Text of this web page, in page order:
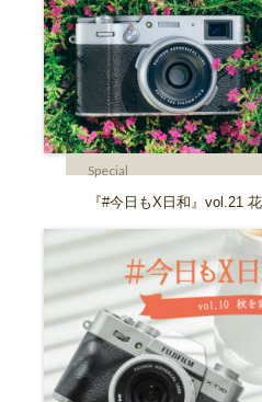
Special
『#今日もX日和』vol.21